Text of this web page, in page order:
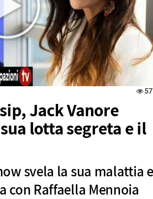
Jack Vanore
lotta segreta e il
svela la sua malattia
con Raffaella Mennoia